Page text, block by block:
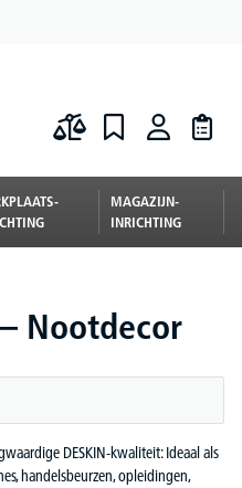
MAGAZIJN-
INRICHTING
Nootdecor
DESKIN-kwaliteit: Ideaal als
handelsbeurzen, opleidingen,